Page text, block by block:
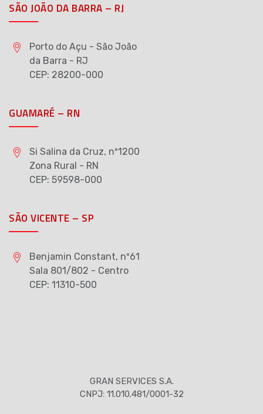
SÃO JOÃO DA BARRA – RJ
Porto do Açu - São João
da Barra - RJ
CEP: 28200-000
GUAMARÉ – RN
Si Salina da Cruz, nº1200
Zona Rural - RN
CEP: 59598-000
SÃO VICENTE – SP
Benjamin Constant, nº61
Sala 801/802 - Centro
CEP: 11310-500
GRAN SERVICES S.A.
CNPJ: 11.010.481/0001-32